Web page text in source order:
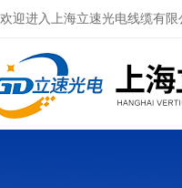
迎进入上海立速光电线缆有限